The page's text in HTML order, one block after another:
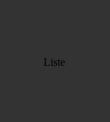
Liste